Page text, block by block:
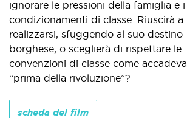
ignorare le pressioni della famiglia e i
condizionamenti di classe. Riuscirà a
realizzarsi, sfuggendo al suo destino
borghese, o sceglierà di rispettare le
convenzioni di classe come accadeva
“prima della rivoluzione”?
scheda del film